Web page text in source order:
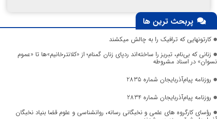
پربحث ترین ها
کارتونهایی که ترافیک را به چالش میکشند
زنانی که بی‌نام، تبریز را ساخته‌اند ردپای زنان گمنام؛ از «کلانترخانیم»ها تا «عموم
نسوان» در اسناد مشروطه
روزنامه پیام‌آذربایجان شماره 2835
روزنامه پیام‌آذربایجان شماره 2834
رؤسای کارگروه های علمی و نخبگانی رسانه، روانشناسی و علوم قضا بنیاد نخبگان